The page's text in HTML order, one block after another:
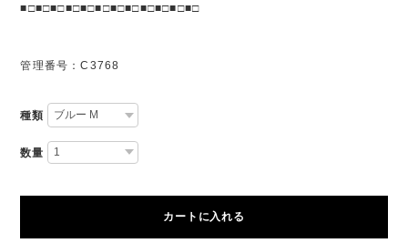
■□■□■□■□■□■□■□■□■□■□■□■□
管理番号：C3768
種類
数量
カートに入れる